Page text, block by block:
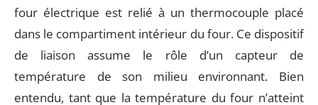
four électrique est relié à un thermocouple placé
dans le compartiment intérieur du four. Ce dispositif
de liaison assume le rôle d’un capteur de
température de son milieu environnant. Bien
entendu, tant que la température du four n’atteint